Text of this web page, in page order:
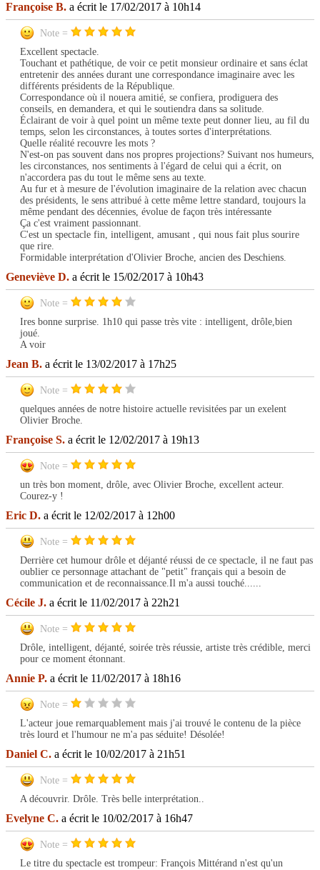
Françoise B. a écrit le 17/02/2017 à 10h14
Note =
Excellent spectacle.
Touchant et pathétique, de voir ce petit monsieur ordinaire et sans éclat
entretenir des années durant une correspondance imaginaire avec les
différents présidents de la République.
Correspondance où il nouera amitié, se confiera, prodiguera des
conseils, en demandera, et qui le soutiendra dans sa solitude.
Éclairant de voir à quel point un même texte peut donner lieu, au fil du
temps, selon les circonstances, à toutes sortes d'interprétations.
Quelle réalité recouvre les mots ?
N'est-on pas souvent dans nos propres projections? Suivant nos humeurs,
les circonstances, nos sentiments à l'égard de celui qui a écrit, on
n'accordera pas du tout le même sens au texte.
Au fur et à mesure de l'évolution imaginaire de la relation avec chacun
des présidents, le sens attribué à cette même lettre standard, toujours la
même pendant des décennies, évolue de façon très intéressante
Ça c'est vraiment passionnant.
C'est un spectacle fin, intelligent, amusant , qui nous fait plus sourire
que rire.
Formidable interprétation d'Olivier Broche, ancien des Deschiens.
Geneviève D. a écrit le 15/02/2017 à 10h43
Note =
Ires bonne surprise. 1h10 qui passe très vite : intelligent, drôle,bien
joué.
A voir
Jean B. a écrit le 13/02/2017 à 17h25
Note =
quelques années de notre histoire actuelle revisitées par un exelent
Olivier Broche.
Françoise S. a écrit le 12/02/2017 à 19h13
Note =
un très bon moment, drôle, avec Olivier Broche, excellent acteur.
Courez-y !
Eric D. a écrit le 12/02/2017 à 12h00
Note =
Derrière cet humour drôle et déjanté réussi de ce spectacle, il ne faut pas
oublier ce personnage attachant de "petit" français qui a besoin de
communication et de reconnaissance.Il m'a aussi touché......
Cécile J. a écrit le 11/02/2017 à 22h21
Note =
Drôle, intelligent, déjanté, soirée très réussie, artiste très crédible, merci
pour ce moment étonnant.
Annie P. a écrit le 11/02/2017 à 18h16
Note =
L'acteur joue remarquablement mais j'ai trouvé le contenu de la pièce
très lourd et l'humour ne m'a pas séduite! Désolée!
Daniel C. a écrit le 10/02/2017 à 21h51
Note =
A découvrir. Drôle. Très belle interprétation..
Evelyne C. a écrit le 10/02/2017 à 16h47
Note =
Le titre du spectacle est trompeur: François Mittérand n'est qu'un